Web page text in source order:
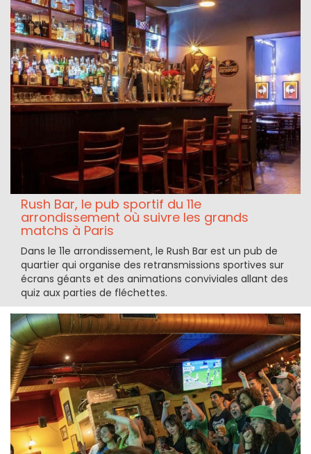
Rush Bar, le pub sportif du 11e
arrondissement où suivre les grands
matchs à Paris
Dans le 11e arrondissement, le Rush Bar est un pub de
quartier qui organise des retransmissions sportives sur
écrans géants et des animations conviviales allant des
quiz aux parties de fléchettes.